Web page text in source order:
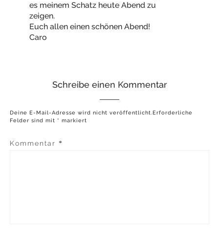
es meinem Schatz heute Abend zu
zeigen.
Euch allen einen schönen Abend!
Caro
Schreibe einen Kommentar
Deine E-Mail-Adresse wird nicht veröffentlicht.Erforderliche
Felder sind mit * markiert
Kommentar *